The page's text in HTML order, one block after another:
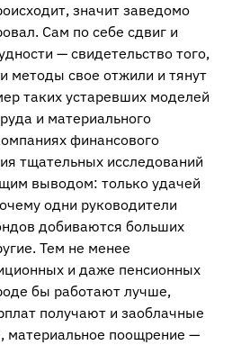
значит заведомо
Сам по себе сдвиг и
— свидетельство того,
методы свое отжили и тянут
таких устаревших моделей
и материального
финансового
тщательных исследований
выводом: только удачей
одни руководители
добиваются больших
Тем не менее
и даже пенсионных
бы работают лучше,
получают и заоблачные
материальное поощрение —